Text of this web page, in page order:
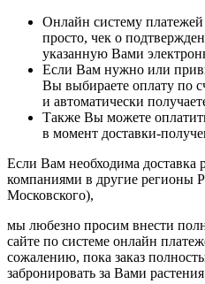
Онлайн систему
просто, чек о
указанную Вами
Если Вам нужно или
Вы выбираете оплату по
и автоматически
Также Вы можете
в момент доставки-
Если Вам необходима доставка
компаниями в другие регионы
Московского),
мы любезно просим внести
сайте по системе онлайн
сожалению, пока заказ
забронировать за Вами